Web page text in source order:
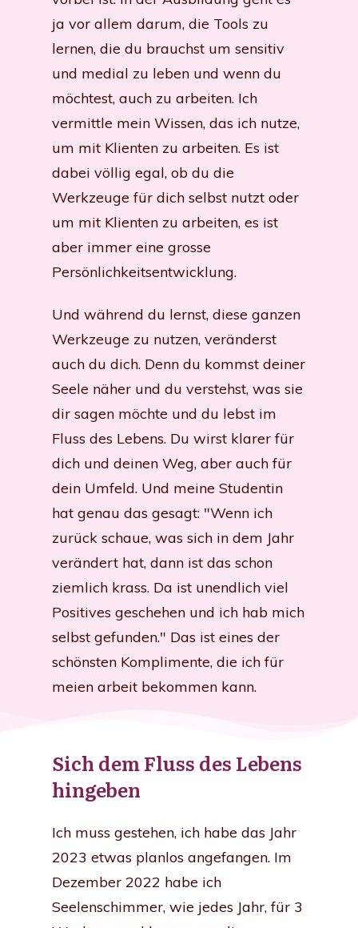
ja vor allem darum, die Tools zu
lernen, die du brauchst um sensitiv
und medial zu leben und wenn du
möchtest, auch zu arbeiten. Ich
vermittle mein Wissen, das ich nutze,
um mit Klienten zu arbeiten. Es ist
dabei völlig egal, ob du die
Werkzeuge für dich selbst nutzt oder
um mit Klienten zu arbeiten, es ist
aber immer eine grosse
Persönlichkeitsentwicklung.
Und während du lernst, diese ganzen
Werkzeuge zu nutzen, veränderst
auch du dich. Denn du kommst deiner
Seele näher und du verstehst, was sie
dir sagen möchte und du lebst im
Fluss des Lebens. Du wirst klarer für
dich und deinen Weg, aber auch für
dein Umfeld. Und meine Studentin
hat genau das gesagt: "Wenn ich
zurück schaue, was sich in dem Jahr
verändert hat, dann ist das schon
ziemlich krass. Da ist unendlich viel
Positives geschehen und ich hab mich
selbst gefunden." Das ist eines der
schönsten Komplimente, die ich für
meien arbeit bekommen kann.
Sich dem Fluss des Lebens
hingeben
Ich muss gestehen, ich habe das Jahr
2023 etwas planlos angefangen. Im
Dezember 2022 habe ich
Seelenschimmer, wie jedes Jahr, für 3